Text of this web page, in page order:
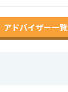
アドバイザー一覧